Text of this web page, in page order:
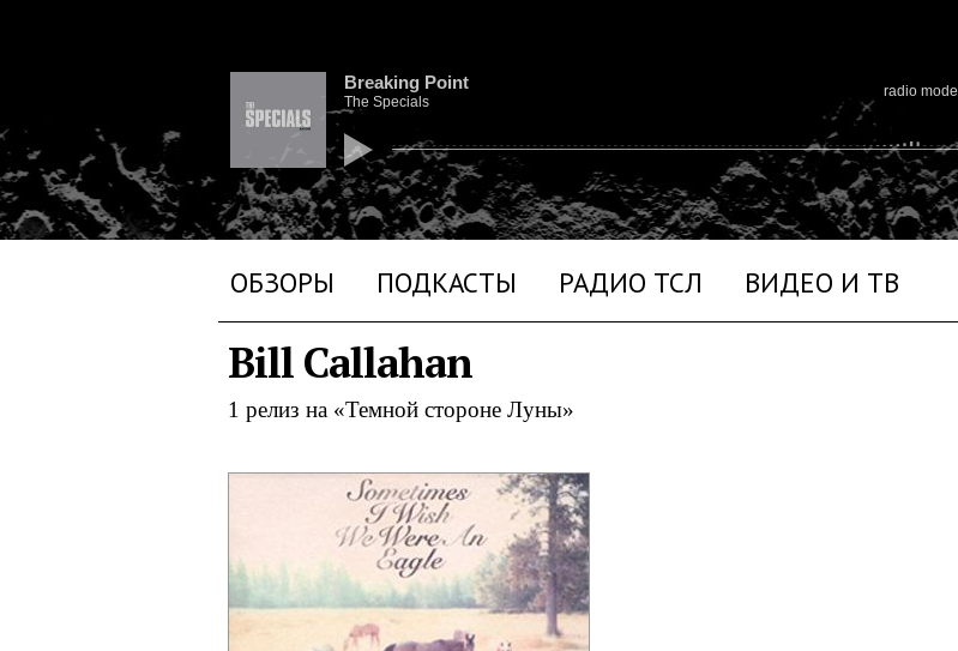
ОБЗОРЫ ПОДКАСТЫ РАДИО ТСЛ ВИДЕО И ТВ
Breaking Point
The Specials
radio mode
Bill Callahan
1 релиз на «Темной стороне Луны»